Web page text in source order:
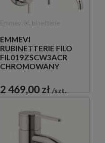
EMMEVI
RUBINETTERIE FILO
FIL019ZSCW3ACR
CHROMOWANY
ZESTAW WANNOWO-
PRYSZNICOWY
2 469,00 zł szt.